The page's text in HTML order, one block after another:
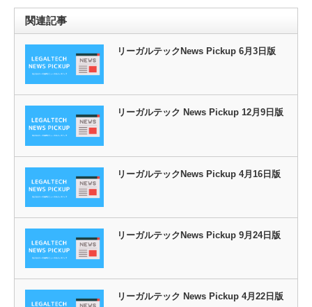
関連記事
リーガルテックNews Pickup 6月3日版
リーガルテック News Pickup 12月9日版
リーガルテックNews Pickup 4月16日版
リーガルテックNews Pickup 9月24日版
リーガルテック News Pickup 4月22日版